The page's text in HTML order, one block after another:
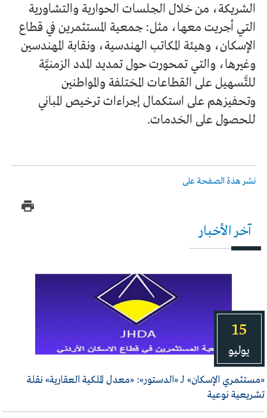
الشريكة، من خلال الجلسات الحوارية والتشاورية
التي أجريت معها، مثل: جمعية المستثمرين في قطاع
الإسكان، وهيئة المكاتب الهندسية، ونقابة المهندسين
وغيرها، والتي تمحورت حول تمديد المدد الزمنيَّة
للتَّسهيل على القطاعات المختلفة والمواطنين
وتحفيزهم على استكمال إجراءات ترخيص المباني
للحصول على الخدمات.
نشر هذة الصفحة على
آخر الأخبار
15
يوليو
«مستثمري الإسكان» لـ «الدستور»: «معدل الملكية العقارية» نقلة
تشريعية نوعية